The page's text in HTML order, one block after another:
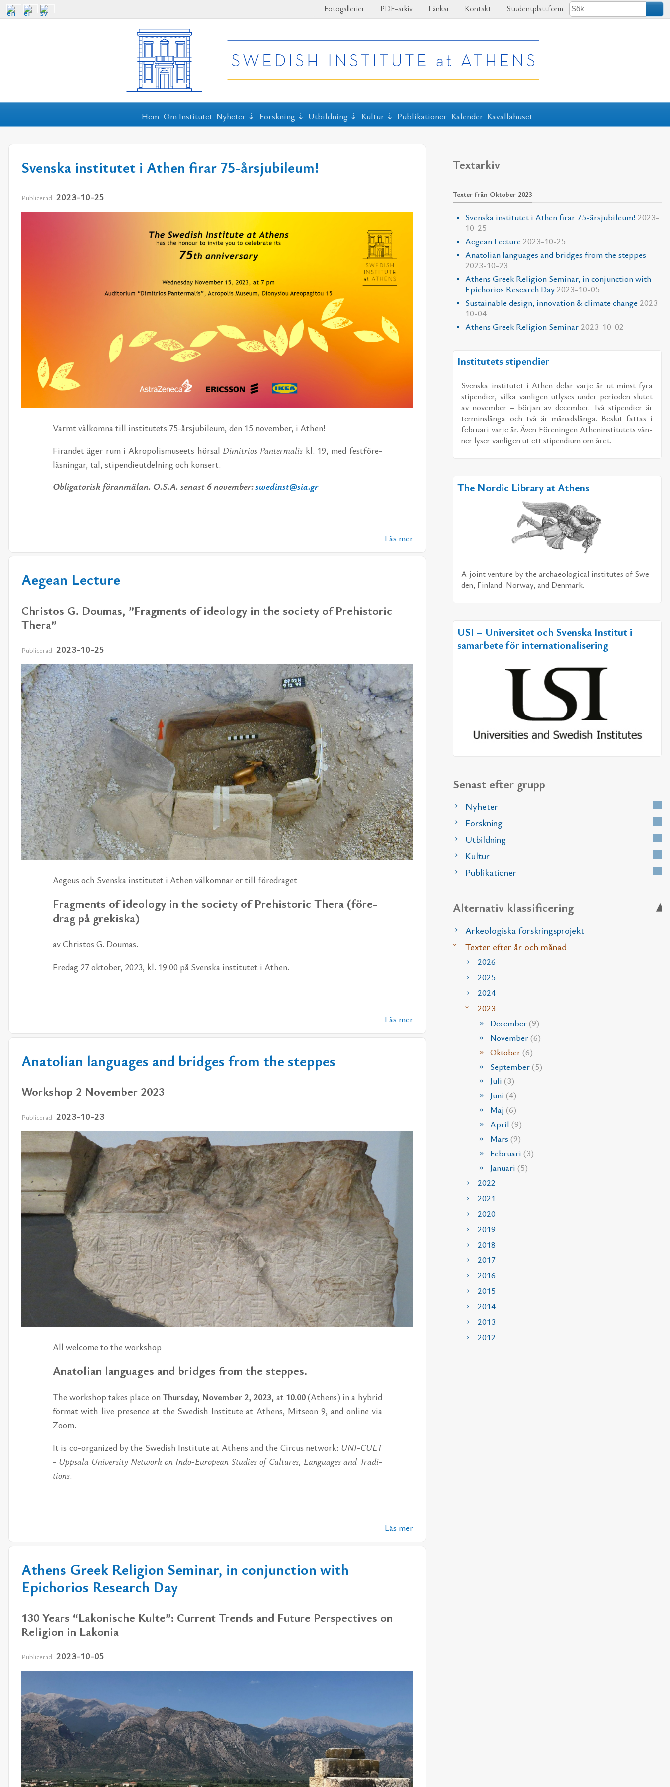
Fotogallerier PDF-arkiv Länkar Kontakt Studentplattform
Hem Om Institutet Nyheter Forskning Utbildning Kultur Publikationer Kalender Kavallahuset
Svenska institutet i Athen firar 75-årsjubileum!
Publicerad: 2023-10-25
Varmt väl­kom­na till in­sti­tu­tets 75-års­ju­bi­le­um, den 15 no­vem­ber, i Athen!
Fi­ran­det äger rum i Akro­po­lis­mu­se­ets hör­sal Di­mitri­os Pan­ter­ma­lis kl. 19, med fest­fö­re­
läs­ning­ar, tal, sti­pen­di­eut­del­ning och kon­sert.
Ob­li­ga­to­risk för­an­mä­lan. O.S.A. se­nast 6 no­vem­ber:swedinst@sia.gr
Läs mer
Aegean Lecture
Christos G. Doumas, ”Fragments of ideology in the society of Prehistoric
Thera”
Publicerad: 2023-10-25
Ae­geus och Svens­ka in­sti­tu­tet i Athen väl­kom­nar er till fö­re­dra­get
Frag­ments of ide­o­lo­gy in the so­ci­e­ty of Pre­histo­ric The­ra (fö­re­
drag på gre­kis­ka)
av Christos G. Dou­mas.
Fre­dag 27 ok­to­ber, 2023, kl. 19.00 på Svens­ka in­sti­tu­tet i Athen.
Läs mer
Anatolian languages and bridges from the steppes
Workshop 2 November 2023
Publicerad: 2023-10-23
All wel­come to the works­hop
Ana­to­li­an lan­gu­a­ges and bridges from the step­pes.
The works­hop ta­kes pla­ce on Thurs­day, No­vem­ber 2, 2023, at 10.00(Athens) in a hy­brid
for­mat with live pres­enceat the Swe­dish In­sti­tute at Athens, Mit­seon 9,and on­line via
Zoom.
It is co-or­ga­ni­zed by the Swe­dish In­sti­tu­te at Athens and the Cir­cus network: UNI-CULT
- Upp­sa­la Uni­ver­si­ty Network on Indo-Eu­ro­pe­an Stu­di­es of Cul­tu­res, Lan­gu­a­ges and Tra­di­
tions.
Läs mer
Athens Greek Religion Seminar, in conjunction with
Epichorios Research Day
130 Years “Lakonische Kulte”: Current Trends and Future Perspectives on
Religion in Lakonia
Publicerad: 2023-10-05
Textarkiv
Texter från Oktober 2023
Svenska institutet i Athen firar 75-årsjubileum!2023-
10-25
Aegean Lecture2023-10-25
Anatolian languages and bridges from the steppes
2023-10-23
Athens Greek Religion Seminar, in conjunction with
Epichorios Research Day2023-10-05
Sustainable design, innovation & climate change2023-
10-04
Athens Greek Religion Seminar2023-10-02
Institutets stipendier
Svens­ka in­sti­tu­tet i Athen de­lar var­je år ut minst fyra
sti­pen­di­er, vil­ka van­li­gen ut­ly­ses un­der pe­ri­o­den slu­tet
av no­vem­ber – bör­jan av de­cem­ber. Två sti­pen­di­er är
ter­min­s­långa och två är må­nads­långa. Be­slut fat­tas i
feb­ru­a­ri var­je år. Även För­e­ning­en Athe­nin­sti­tu­tets vän­
ner ly­ser van­li­gen ut ett sti­pen­di­um om året.
The Nordic Library at Athens
A jo­int ven­tu­re by the ar­chae­o­lo­gi­cal in­sti­tu­tes of Swe­
den, Fin­land, Nor­way, and Den­mark.
USI – Universitet och Svenska Institut i
samarbete för internationalisering
Senast efter grupp
Nyheter
Forskning
Utbildning
Kultur
Publikationer
Alternativ klassificering
Arkeologiska forskringsprojekt
Texter efter år och månad
2026
2025
2024
2023
December(9)
November(6)
Oktober(6)
September(5)
Juli (3)
Juni (4)
Maj (6)
April (9)
Mars (9)
Februari (3)
Januari (5)
2022
2021
2020
2019
2018
2017
2016
2015
2014
2013
2012